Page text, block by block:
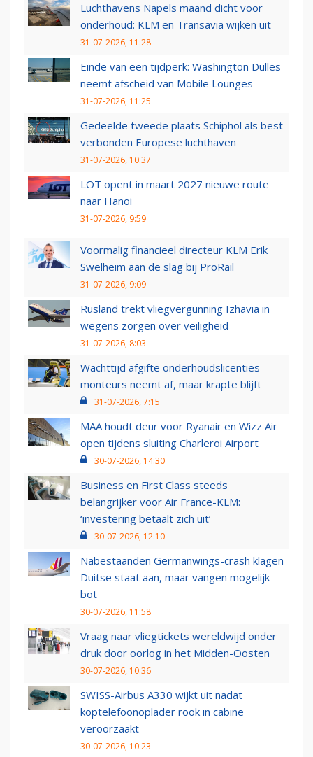
Luchthavens Napels maand dicht voor
onderhoud: KLM en Transavia wijken uit
31-07-2026, 11:28
Einde van een tijdperk: Washington Dulles
neemt afscheid van Mobile Lounges
31-07-2026, 11:25
Gedeelde tweede plaats Schiphol als best
verbonden Europese luchthaven
31-07-2026, 10:37
LOT opent in maart 2027 nieuwe route
naar Hanoi
31-07-2026, 9:59
Voormalig financieel directeur KLM Erik
Swelheim aan de slag bij ProRail
31-07-2026, 9:09
Rusland trekt vliegvergunning Izhavia in
wegens zorgen over veiligheid
31-07-2026, 8:03
Wachttijd afgifte onderhoudslicenties
monteurs neemt af, maar krapte blijft
31-07-2026, 7:15
MAA houdt deur voor Ryanair en Wizz Air
open tijdens sluiting Charleroi Airport
30-07-2026, 14:30
Business en First Class steeds
belangrijker voor Air France-KLM:
‘investering betaalt zich uit’
30-07-2026, 12:10
Nabestaanden Germanwings-crash klagen
Duitse staat aan, maar vangen mogelijk
bot
30-07-2026, 11:58
Vraag naar vliegtickets wereldwijd onder
druk door oorlog in het Midden-Oosten
30-07-2026, 10:36
SWISS-Airbus A330 wijkt uit nadat
koptelefoonoplader rook in cabine
veroorzaakt
30-07-2026, 10:23